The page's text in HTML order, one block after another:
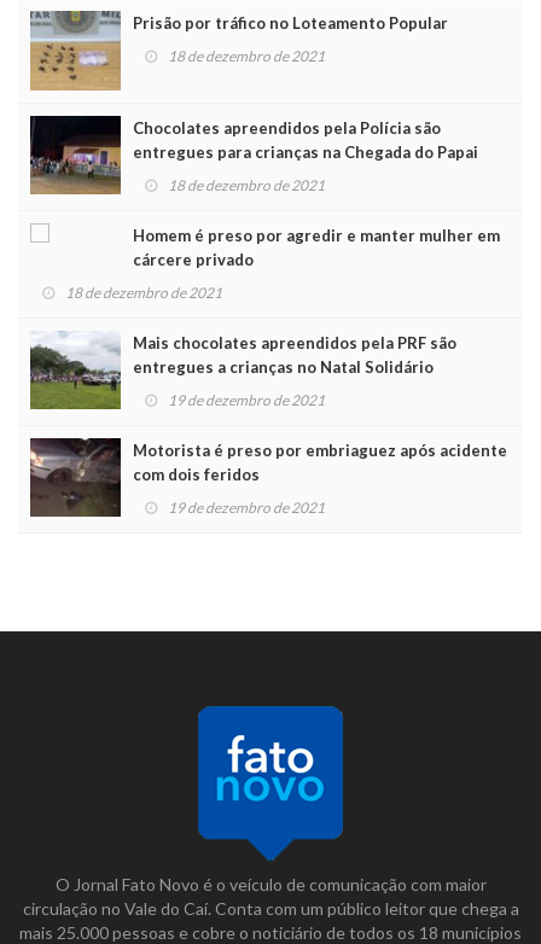
Prisão por tráfico no Loteamento Popular
18 de dezembro de 2021
Chocolates apreendidos pela Polícia são
entregues para crianças na Chegada do Papai
Noel
18 de dezembro de 2021
Homem é preso por agredir e manter mulher em
cárcere privado
18 de dezembro de 2021
Mais chocolates apreendidos pela PRF são
entregues a crianças no Natal Solidário
19 de dezembro de 2021
Motorista é preso por embriaguez após acidente
com dois feridos
19 de dezembro de 2021
O Jornal Fato Novo é o veículo de comunicação com maior
circulação no Vale do Caí. Conta com um público leitor que chega a
mais 25.000 pessoas e cobre o noticiário de todos os 18 municípios